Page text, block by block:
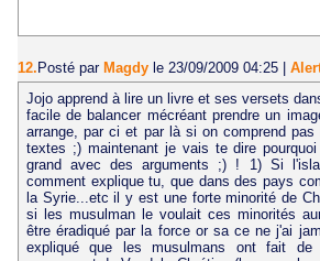
12. Posté par Magdy le 23/09/2009 04:25
Jojo apprend à lire un livre et ses versets
facile de balancer mécréant prendre un
arrange, par ci et par là si on comprend
textes ;) maintenant je vais te dire
grand avec des arguments ;) ! 1) Si
comment explique tu, que dans des pays
la Syrie...etc il y est une forte minorité de
si les musulman le voulait ces minorités
être éradiqué par la force or sa ce ne j'ai
expliqué que les musulmans ont fait de